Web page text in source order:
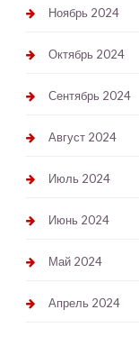
Ноябрь 2024
Октябрь 2024
Сентябрь 2024
Август 2024
Июль 2024
Июнь 2024
Май 2024
Апрель 2024